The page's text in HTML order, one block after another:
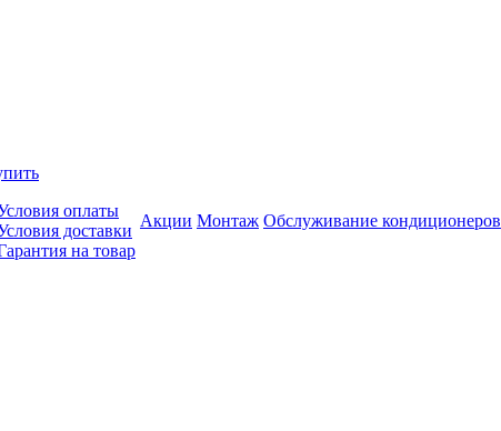
оплаты
доставки
на товар
Акции Монтаж Обслуживание кондиционеров